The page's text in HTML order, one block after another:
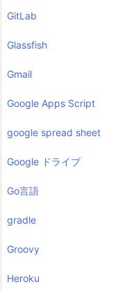
GitLab
Glassfish
Gmail
Google Apps Script
google spread sheet
Google ドライブ
Go言語
gradle
Groovy
Heroku